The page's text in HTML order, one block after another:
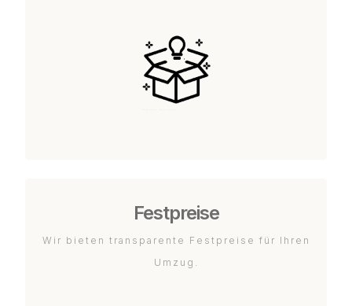
Festpreise
Wir bieten transparente Festpreise für Ihren
Umzug.